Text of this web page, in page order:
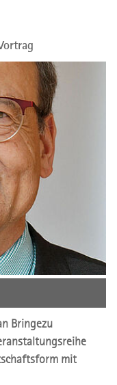
Bringezu
mit